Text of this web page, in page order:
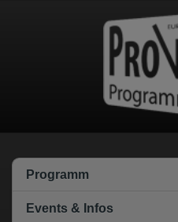
Programm
Events & Infos
Datenschutz Impressum